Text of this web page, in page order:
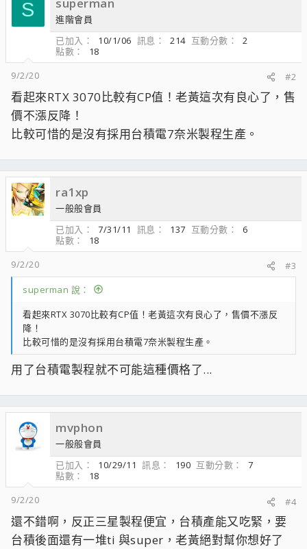
S
進階會員
已加入
10/1/06 訊息 214 互動分數
2
點數
18
9/2/20
#2
看起來RTX 3070比較有CP值！老黃這次有良心了，售
價不漲反降！
比較可惜的是沒有採用台積電7奈米製程生產。
ra1xp
一般般會員
已加入
7/31/11 訊息 137 互動分數
6
點數
18
9/2/20
#3
superman 說：
看起來RTX 3070比較有CP值！老黃這次有良心了，售價不漲反
降！
比較可惜的是沒有採用台積電7奈米製程生產。
用了台積電製程就不可能這種價格了...
mvphon
一般般會員
已加入
10/29/11 訊息 190 互動分數
7
點數
18
9/2/20
#4
還不錯啊，反正三星製程便宜，台積產能又吃緊，要
台積後面還有一堆ti 與super，老黃絕對幫你想好了